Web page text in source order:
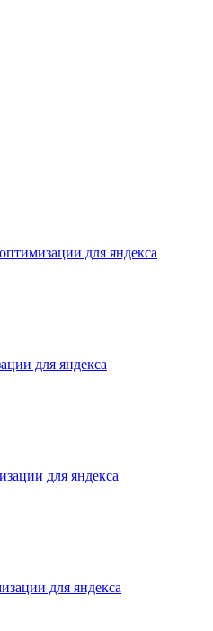
для яндекса
для яндекса
для яндекса
для яндекса